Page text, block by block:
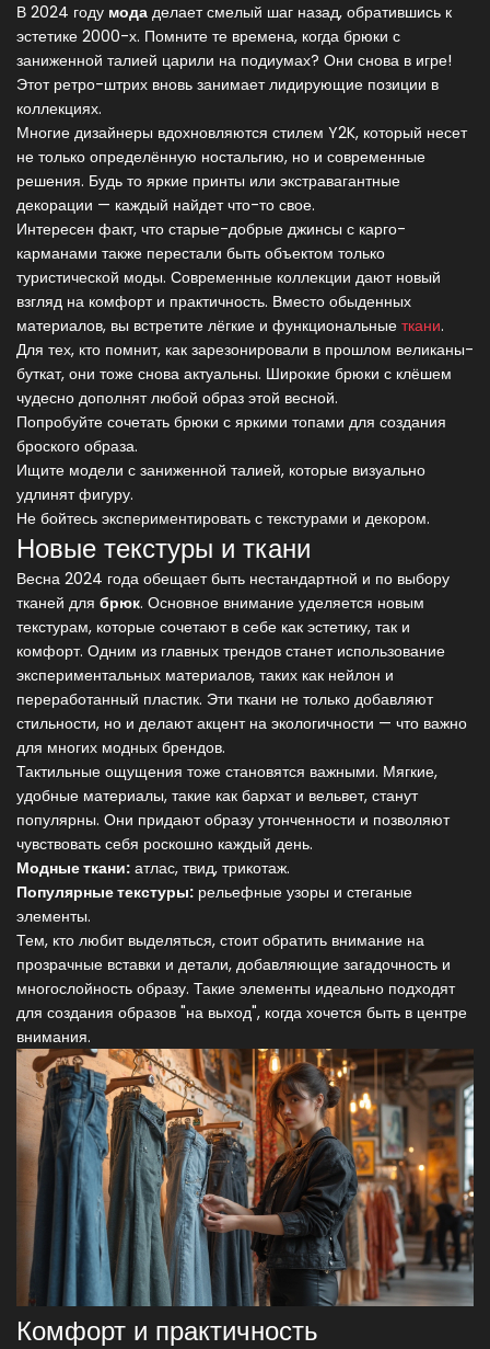
В 2024 году мода делает смелый шаг назад, обратившись к
эстетике 2000-х. Помните те времена, когда брюки с
заниженной талией царили на подиумах? Они снова в игре!
Этот ретро-штрих вновь занимает лидирующие позиции в
коллекциях.
Многие дизайнеры вдохновляются стилем Y2K, который несет
не только определённую ностальгию, но и современные
решения. Будь то яркие принты или экстравагантные
декорации — каждый найдет что-то свое.
Интересен факт, что старые-добрые джинсы с карго-
карманами также перестали быть объектом только
туристической моды. Современные коллекции дают новый
взгляд на комфорт и практичность. Вместо обыденных
материалов, вы встретите лёгкие и функциональные ткани.
Для тех, кто помнит, как зарезонировали в прошлом великаны-
буткат, они тоже снова актуальны. Широкие брюки с клёшем
чудесно дополнят любой образ этой весной.
Попробуйте сочетать брюки с яркими топами для создания
броского образа.
Ищите модели с заниженной талией, которые визуально
удлинят фигуру.
Не бойтесь экспериментировать с текстурами и декором.
Новые текстуры и ткани
Весна 2024 года обещает быть нестандартной и по выбору
тканей для брюк. Основное внимание уделяется новым
текстурам, которые сочетают в себе как эстетику, так и
комфорт. Одним из главных трендов станет использование
экспериментальных материалов, таких как нейлон и
переработанный пластик. Эти ткани не только добавляют
стильности, но и делают акцент на экологичности — что важно
для многих модных брендов.
Тактильные ощущения тоже становятся важными. Мягкие,
удобные материалы, такие как бархат и вельвет, станут
популярны. Они придают образу утонченности и позволяют
чувствовать себя роскошно каждый день.
Модные ткани: атлас, твид, трикотаж.
Популярные текстуры: рельефные узоры и стеганые
элементы.
Тем, кто любит выделяться, стоит обратить внимание на
прозрачные вставки и детали, добавляющие загадочность и
многослойность образу. Такие элементы идеально подходят
для создания образов "на выход", когда хочется быть в центре
внимания.
Комфорт и практичность